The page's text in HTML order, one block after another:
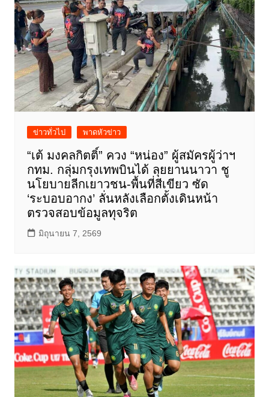
ข่าวทั่วไป พาดหัวข่าว
“เต้ มงคลกิตติ์” ควง “หน่อง” ผู้สมัครผู้ว่าฯ
กทม. กลุ่มกรุงเทพบินได้ ลุยยานนาวา ชู
นโยบายลีกเยาวชน-พื้นที่สีเขียว ซัด
‘ระบอบอากง’ ลั่นหลังเลือกตั้งเดินหน้า
ตรวจสอบข้อมูลทุจริต
มิถุนายน 7, 2569